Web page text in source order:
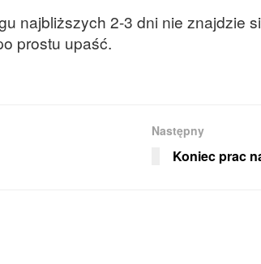
najbliższych 2-3 dni nie znajdzie
prostu upaść.
Następny
Koniec prac